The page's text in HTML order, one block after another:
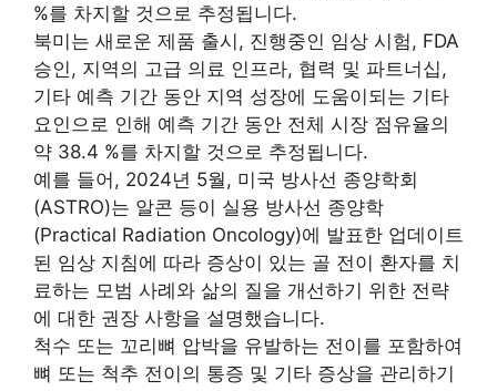
%를 차지할 것으로 추정됩니다.
북미는 새로운 제품 출시, 진행중인 임상 시험, FDA
승인, 지역의 고급 의료 인프라, 협력 및 파트너십,
기타 예측 기간 동안 지역 성장에 도움이되는 기타
요인으로 인해 예측 기간 동안 전체 시장 점유율의
약 38.4 %를 차지할 것으로 추정됩니다.
예를 들어, 2024년 5월, 미국 방사선 종양학회
(ASTRO)는 알콘 등이 실용 방사선 종양학
(Practical Radiation Oncology)에 발표한 업데이트
된 임상 지침에 따라 증상이 있는 골 전이 환자를 치
료하는 모범 사례와 삶의 질을 개선하기 위한 전략
에 대한 권장 사항을 설명했습니다.
척수 또는 꼬리뼈 압박을 유발하는 전이를 포함하여
뼈 또는 척추 전이의 통증 및 기타 증상을 관리하기